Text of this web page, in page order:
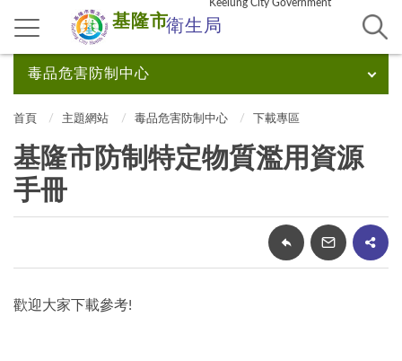
基隆市衛生局
Keelung City Government
毒品危害防制中心
首頁 主題網站 毒品危害防制中心 下載專區
基隆市防制特定物質濫用資源
手冊
歡迎大家下載參考!